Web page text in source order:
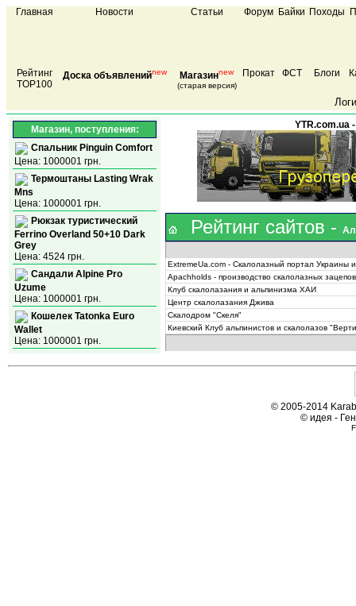
Главная Новости Статьи Форум Байки Походы
Рейтинг
TOP100
Доска объявленийnew Магазинnew
(старая версия)
Прокат ФСТ Блоги
Магазин, поступления:
Спальник Pinguin Comfort
Цена: 1000001 грн.
Термоштаны Lasting Wrak
Mns
Цена: 1000001 грн.
Рюкзак туристический
Ferrino Overland 50+10 Dark
Grey
Цена: 4524 грн.
Сандали Alpine Pro
Uzume
Цена: 1000001 грн.
Кошелек Tatonka Euro
Wallet
Цена: 1000001 грн.
YTR.com.ua
Рейтинг сайтов -
ExtremeUa.com - Скалолазный портал Украины
Apachholds - производство скалолазных
Клуб скалолазания и альпинизма ХАИ
Центр скалолазания Джива
Cкалодром "Скеля"
Киевский Клуб aльпинистов и скалолазов
© 2005-2014
© идея -